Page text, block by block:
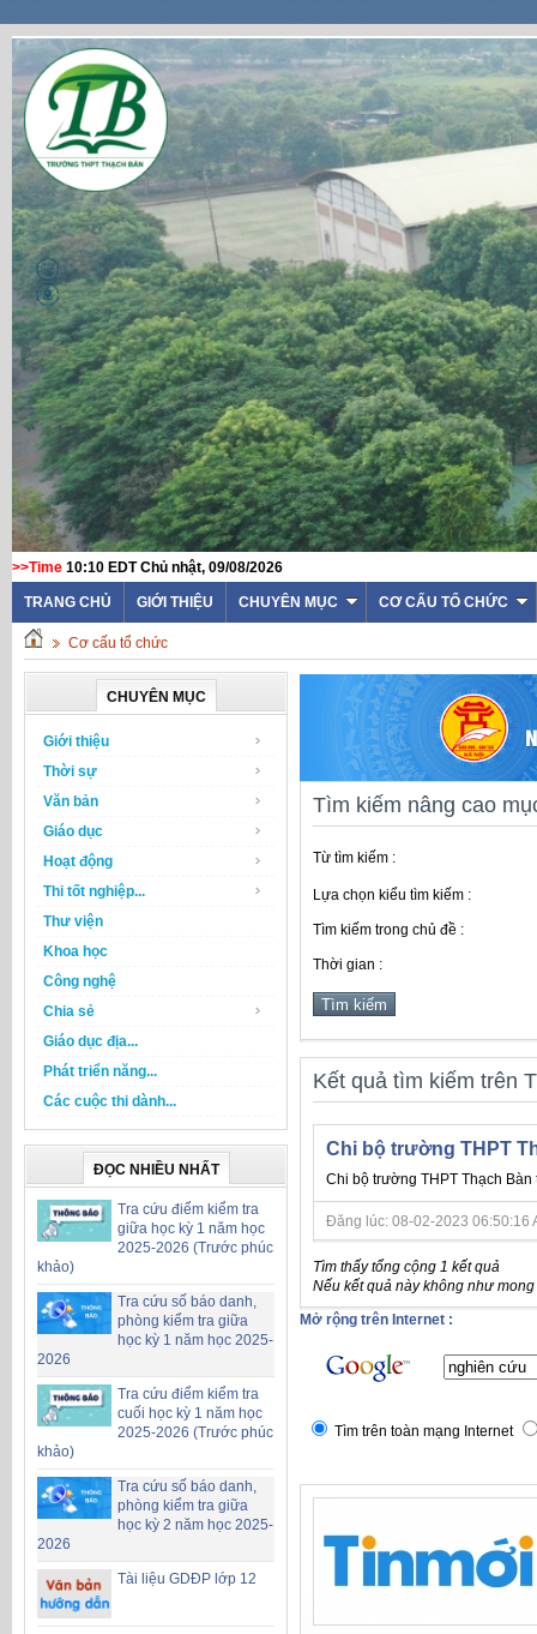
>>Time 10:10 EDT Chủ nhật, 09/08/2026
TRANG CHỦ GIỚI THIỆU CHUYÊN MỤC CƠ CẤU TỔ CHỨC
Cơ cấu tổ chức
CHUYÊN MỤC
Giới thiệu
Thời sự
Văn bản
Giáo dục
Hoạt động
Thi tốt nghiệp...
Thư viện
Khoa học
Công nghệ
Chia sẻ
Giáo dục địa...
Phát triển năng...
Các cuộc thi dành...
ĐỌC NHIỀU NHẤT
Tra cứu điểm kiểm tra
giữa học kỳ 1 năm học
2025-2026 (Trước phúc
khảo)
Tra cứu số báo danh,
phòng kiểm tra giữa
học kỳ 1 năm học 2025-
2026
Tra cứu điểm kiểm tra
cuối học kỳ 1 năm học
2025-2026 (Trước phúc
khảo)
Tra cứu số báo danh,
phòng kiểm tra giữa
học kỳ 2 năm học 2025-
2026
Tài liệu GDĐP lớp 12
Tìm kiếm nâng cao
Từ tìm kiếm :
Lựa chọn kiểu tìm kiếm :
Tìm kiếm trong chủ đề :
Thời gian :
Kết quả tìm kiếm trên
Chi bộ trường THPT
Chi bộ trường THPT Thạch
Đăng lúc: 08-02-2023 06:50:16
Tìm thấy tổng cộng 1 kết quả
Nếu kết quả này không như
Mở rộng trên Internet :
Tìm trên toàn mạng Internet